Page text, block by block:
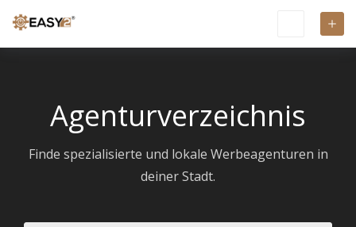
Agenturverzeichnis
Finde spezialisierte und lokale Werbeagenturen in
deiner Stadt.